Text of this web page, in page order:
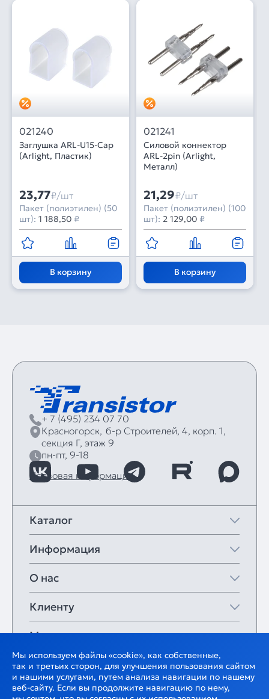
021240
Заглушка ARL-U15-Cap
(Arlight, Пластик)
23,77₽/шт
Пакет (полиэтилен) (50
шт): 1 188,50 ₽
В корзину
021241
Силовой коннектор
ARL-2pin (Arlight,
Металл)
21,29₽/шт
Пакет (полиэтилен) (100
шт): 2 129,00 ₽
В корзину
+ 7 (495) 234 07 70
Красногорск, б‑р Строителей, 4, корп. 1,
секция Г, этаж 9
пн-пт, 9-18
Правовая информация
Каталог
Информация
О нас
Клиенту
Мои закладки
Мы используем файлы «cookie», как собственные,
так и третьих сторон, для улучшения пользования сайтом
и нашими услугами, путем анализа навигации по нашему
веб-сайту. Если вы продолжите навигацию по нему,